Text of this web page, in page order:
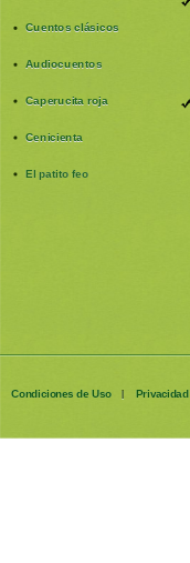
Cuentos clásicos
Audiocuentos
Caperucita roja
Cenicienta
El patito feo
Condiciones de Uso | Privacidad